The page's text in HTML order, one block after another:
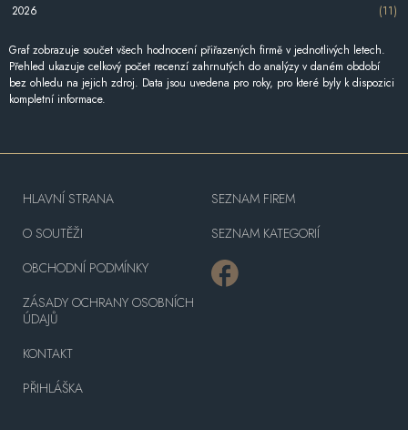
2026
(11)
Graf zobrazuje součet všech hodnocení přiřazených firmě v jednotlivých letech.
Přehled ukazuje celkový počet recenzí zahrnutých do analýzy v daném období
bez ohledu na jejich zdroj. Data jsou uvedena pro roky, pro které byly k dispozici
kompletní informace.
HLAVNÍ STRANA
O SOUTĚŽI
OBCHODNÍ PODMÍNKY
ZÁSADY OCHRANY OSOBNÍCH
ÚDAJŮ
KONTAKT
PŘIHLÁŠKA
SEZNAM FIREM
SEZNAM KATEGORIÍ